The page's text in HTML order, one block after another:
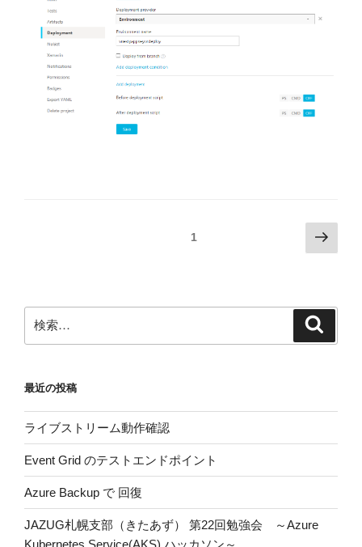
ゲ
ー
ョ
ン
1
次
の
ジ
索:
最近の投稿
ライブストリーム動作確認
Event Grid のテストエンドポイント
Azure Backup で 回復
JAZUG札幌支部（きたあず） 第22回勉強会 ～Azure
Kubernetes Service(AKS) ハッカソン～